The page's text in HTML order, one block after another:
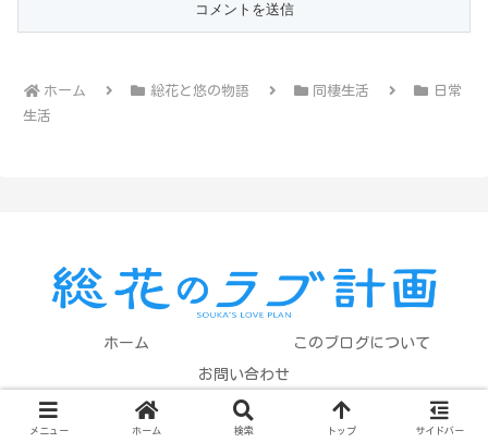
ホーム 総花と悠の物語 同棲生活
日常
生活
ホーム このブログについて
お問い合わせ
© 2025 総花のラブ計画 All Rights Reserved.
メニュー ホーム 検索 トップ サイドバー